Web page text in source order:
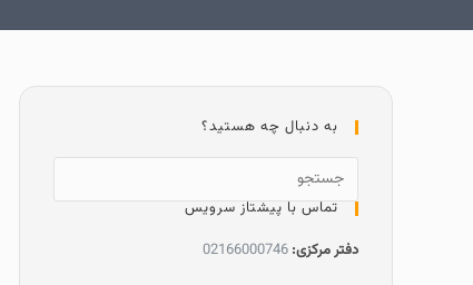
به دنبال چه هستید؟
تماس با پیشتاز سرویس
دفتر مرکزی: 02166000746